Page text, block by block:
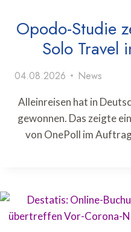
Opodo-Studie
Solo Travel
04.08.2026 News
Alleinreisen hat in
gewonnen. Das zeigte
von OnePoll im